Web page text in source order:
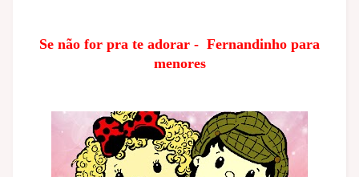
Se não for pra te adorar - Fernandinho para
menores